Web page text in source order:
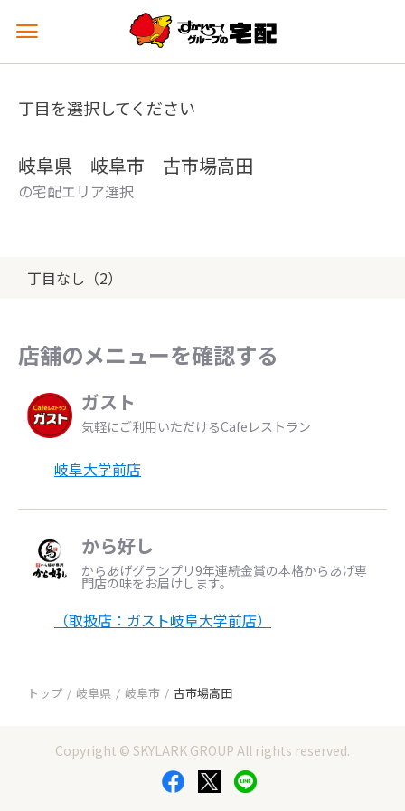
メ
ュ
を
丁目を選択してください
岐阜県 岐阜市 古市場高田
の宅配エリア選択
丁目なし（2）
店舗のメニューを確認する
ガスト
気軽にご利用いただけるCafeレストラン
岐阜大学前店
から好し
からあげグランプリ9年連続金賞の本格からあげ専
門店の味をお届けします。
（取扱店：ガスト岐阜大学前店）
トップ 岐阜県 岐阜市 古市場高田
Copyright © SKYLARK GROUP All rights reserved.